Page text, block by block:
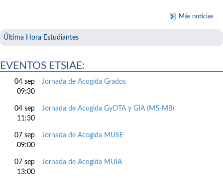
Más noticias
Última Hora Estudiantes
EVENTOS ETSIAE:
04 sep
09:30
Jornada de Acogida Grados
04 sep
11:30
Jornada de Acogida GyOTA y GIA (M5-M8)
07 sep
09:00
Jornada de Acogida MUSE
07 sep
13:00
Jornada de Acogida MUIA